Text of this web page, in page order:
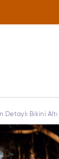
Detaylı Bikini Altı